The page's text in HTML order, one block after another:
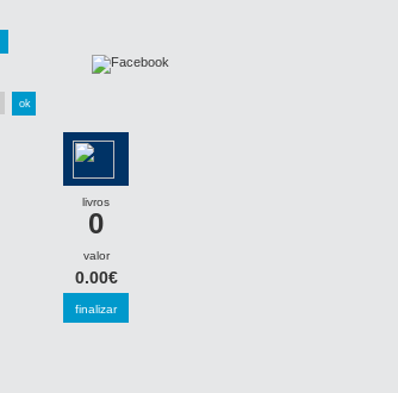
livros
0
valor
0.00€
finalizar